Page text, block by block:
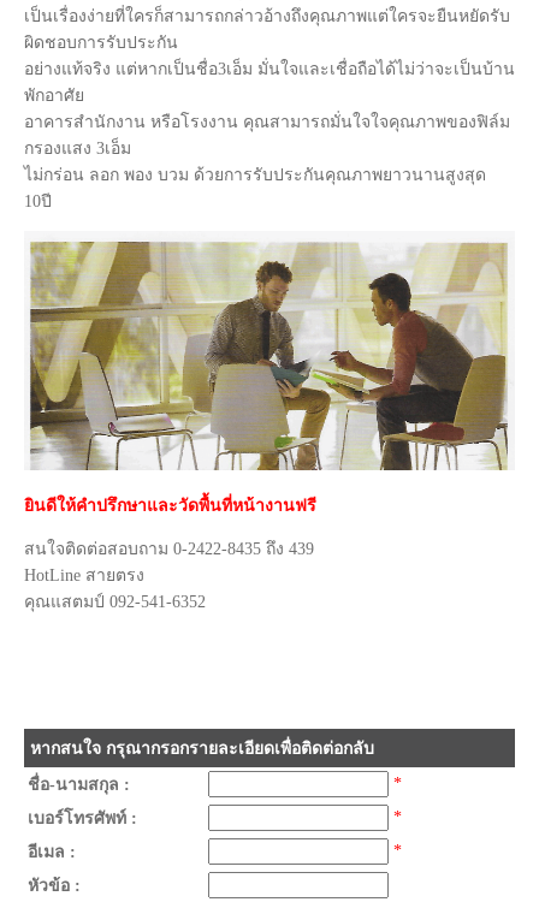
เป็นเรื่องง่ายที่ใครก็สามารถกล่าวอ้างถึงคุณภาพแต่ใครจะยืนหยัดรับ
ผิดชอบการรับประกัน
อย่างแท้จริง แต่หากเป็นชื่อ3เอ็ม มั่นใจและเชื่อถือได้ไม่ว่าจะเป็นบ้าน
พักอาศัย
อาคารสำนักงาน หรือโรงงาน คุณสามารถมั่นใจใจคุณภาพของฟิล์ม
กรองแสง 3เอ็ม
ไม่กร่อน ลอก พอง บวม ด้วยการรับประกันคุณภาพยาวนานสูงสุด
10ปี
ยินดีให้คำปรึกษาและวัดพื้นที่หน้างานฟรี
สนใจติดต่อสอบถาม 0-2422-8435 ถึง 439
HotLine สายตรง
คุณแสตมป์ 092-541-6352
หากสนใจ กรุณากรอกรายละเอียดเพื่อติดต่อกลับ
ชื่อ-นามสกุล :
*
เบอร์โทรศัพท์ :
*
อีเมล :
*
หัวข้อ :